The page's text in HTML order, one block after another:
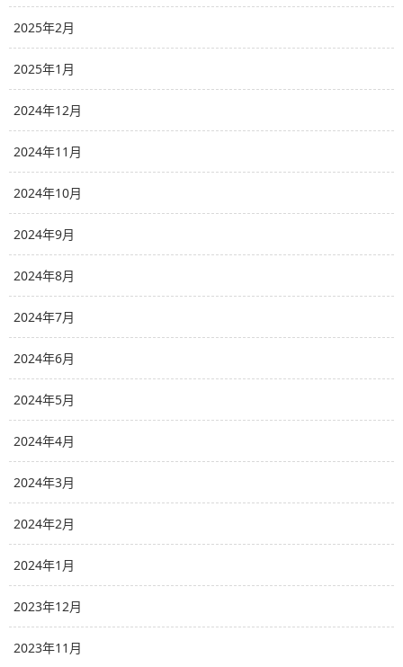
2025年2月
2025年1月
2024年12月
2024年11月
2024年10月
2024年9月
2024年8月
2024年7月
2024年6月
2024年5月
2024年4月
2024年3月
2024年2月
2024年1月
2023年12月
2023年11月